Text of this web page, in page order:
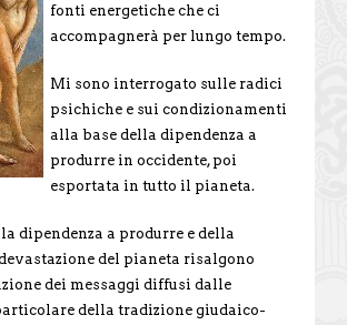
fonti energetiche che ci
accompagnerà per lungo tempo.
Mi sono interrogato sulle radici
psichiche e sui condizionamenti
alla base della dipendenza a
produrre in occidente, poi
esportata in tutto il pianeta.
dipendenza a produrre e della
del pianeta risalgono
dei messaggi diffusi dalle
della tradizione giudaico-